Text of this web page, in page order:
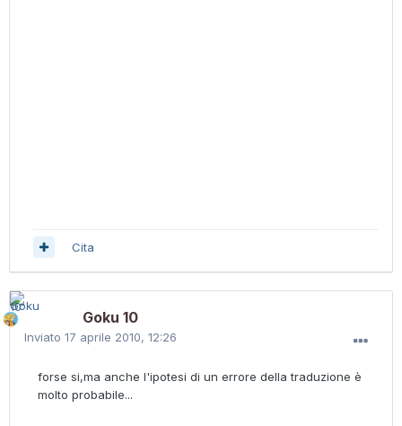
Cita
Goku 10
Inviato 17 aprile 2010, 12:26
forse si,ma anche l'ipotesi di un errore della traduzione è
molto probabile...